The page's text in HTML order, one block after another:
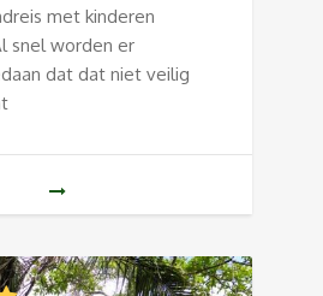
met kinderen
snel worden er
dat dat niet veilig